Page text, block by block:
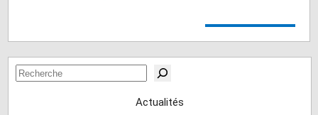
Rechercher
Actualités